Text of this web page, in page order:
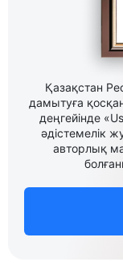
Қазақстан
дамытуға
деңгейінде
әдістемелік
авторлық